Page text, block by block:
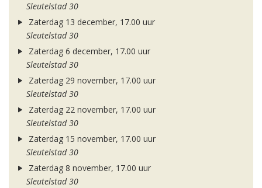
Sleutelstad 30
Zaterdag 13 december, 17.00 uur
Sleutelstad 30
Zaterdag 6 december, 17.00 uur
Sleutelstad 30
Zaterdag 29 november, 17.00 uur
Sleutelstad 30
Zaterdag 22 november, 17.00 uur
Sleutelstad 30
Zaterdag 15 november, 17.00 uur
Sleutelstad 30
Zaterdag 8 november, 17.00 uur
Sleutelstad 30